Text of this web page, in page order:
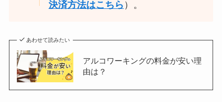
決済方法はこちら ）。
あわせて読みたい
アルコワーキングの料金が安い理
由は？